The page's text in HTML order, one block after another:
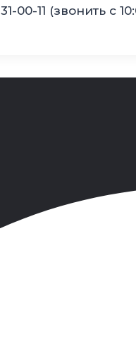
31-00-11 (звонить с